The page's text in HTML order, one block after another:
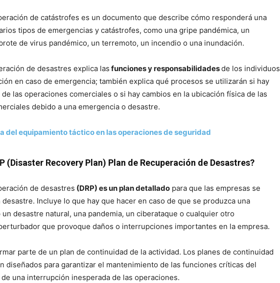
de catástrofes es un documento que describe cómo responderá una
tipos de emergencias y catástrofes, como una gripe pandémica, un
de virus pandémico, un terremoto, un incendio o una inundación.
de desastres explica las funciones y responsabilidadesde los individuos
en caso de emergencia; también explica qué procesos se utilizarán si hay
las operaciones comerciales o si hay cambios en la ubicación física de las
debido a una emergencia o desastre.
del equipamiento táctico en las operaciones de seguridad
(Disaster Recovery Plan) Plan de Recuperación de Desastres?
de desastres (DRP) es un plan detallado para que las empresas se
Incluye lo que hay que hacer en caso de que se produzca una
desastre natural, una pandemia, un ciberataque o cualquier otro
que provoque daños o interrupciones importantes en la empresa.
parte de un plan de continuidad de la actividad. Los planes de continuidad
diseñados para garantizar el mantenimiento de las funciones críticas del
una interrupción inesperada de las operaciones.